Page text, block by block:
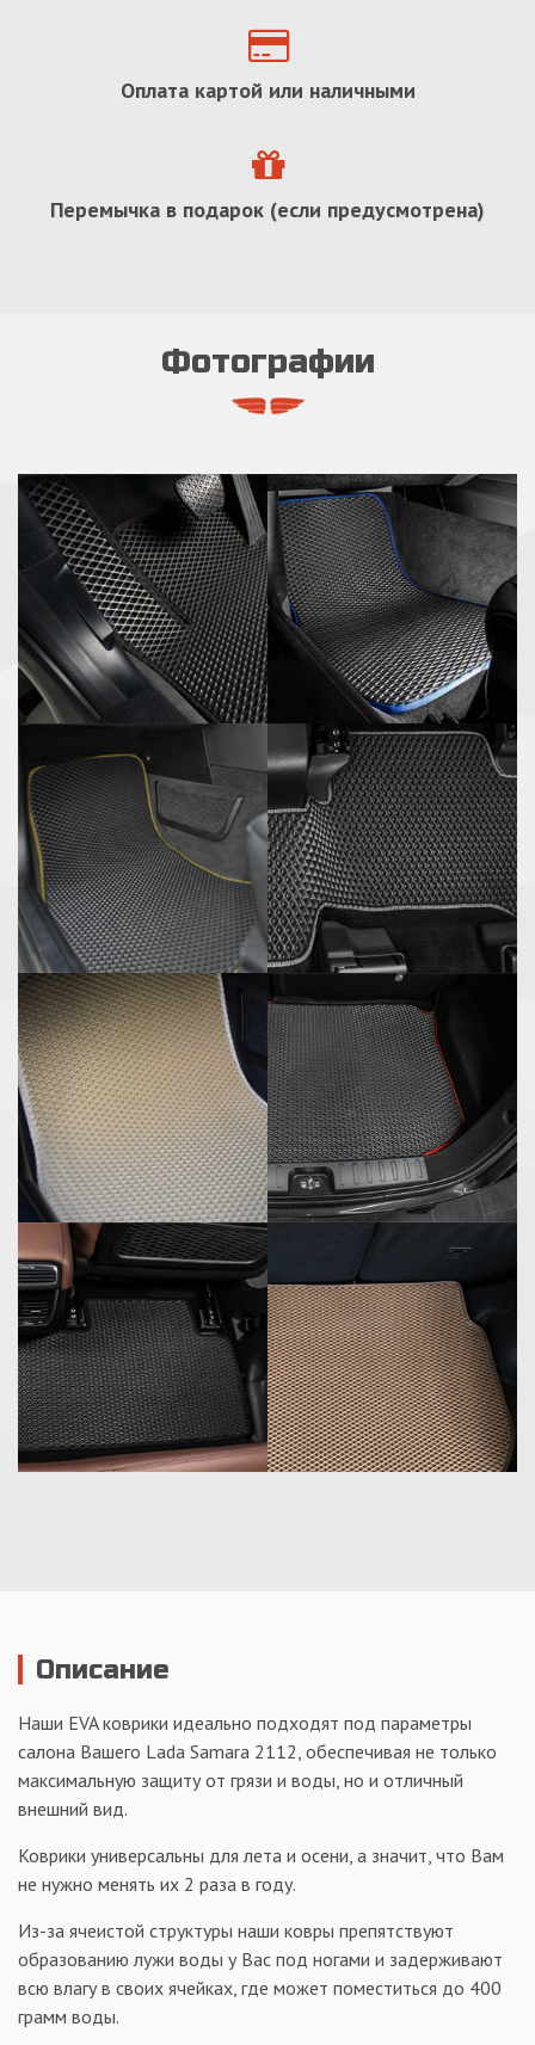
Оплата картой или наличными
Перемычка в подарок (если предусмотрена)
Фотографии
Описание
Наши EVA коврики идеально подходят под параметры
салона Вашего Lada Samara 2112, обеспечивая не только
максимальную защиту от грязи и воды, но и отличный
внешний вид.
Коврики универсальны для лета и осени, а значит, что Вам
не нужно менять их 2 раза в году.
Из-за ячеистой структуры наши ковры препятствуют
образованию лужи воды у Вас под ногами и задерживают
всю влагу в своих ячейках, где может поместиться до 400
грамм воды.